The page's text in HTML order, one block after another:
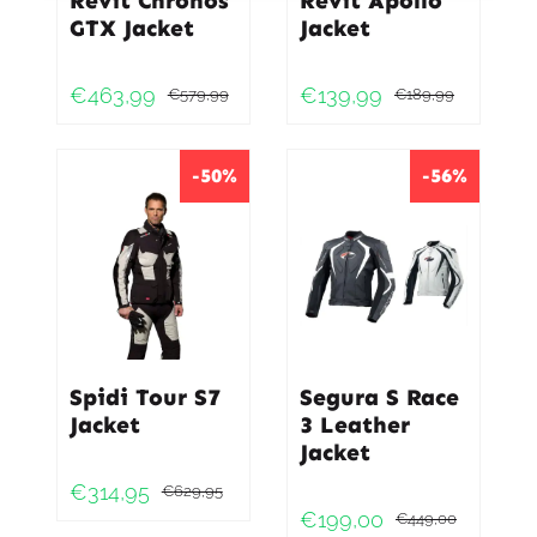
GTX Jacket
€579,99
Oorspronkelijke
was:
€579,99.
€463,99
Huidige
is:
€463,99.
Jacket
€189,99
was:
€139,99
is:
-50%
Spidi Tour S7
Jacket
€629,95
Oorspronkelijke
€314,95
Huidige
-56%
Segura S Race
3 Leather
Jacket
€449,00
€199,00